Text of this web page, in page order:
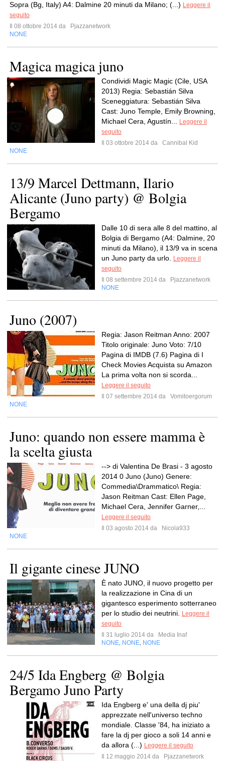
Sopra (Bg, Italy) A4: Dalmine 20 minuti da Milano; (...) Leggere il
seguito
Il 08 ottobre 2014 da
Pjazzanetwork
NONE
Magica magica juno
Condividi Magic Magic (Cile, USA
2013) Regia: Sebastián Silva
Sceneggiatura: Sebastián Silva
Cast: Juno Temple, Emily Browning,
Michael Cera, Agustín...
Leggere il
seguito
Il 03 ottobre 2014 da
Cannibal Kid
NONE
13/9 Marcel Dettmann, Ilario
Alicante (Juno party) @ Bolgia
Bergamo
Dalle 10 di sera alle 8 del mattino, al
Bolgia di Bergamo (A4: Dalmine, 20
minuti da Milano), il 13/9 va in scena
un Juno party da urlo.
Leggere il
seguito
Il 08 settembre 2014 da
Pjazzanetwork
NONE
Juno (2007)
Regia: Jason Reitman Anno: 2007
Titolo originale: Juno Voto: 7/10
Pagina di IMDB (7.6) Pagina di I
Check Movies Acquista su Amazon
La prima volta non si scorda...
Leggere il seguito
Il 07 settembre 2014 da
Vomitoergorum
NONE
Juno: quando non essere mamma è
la scelta giusta
--> di Valentina De Brasi - 3 agosto
2014 0 Juno (Juno) Genere:
Commedia\Drammatico\ Regia:
Jason Reitman Cast: Ellen Page,
Michael Cera, Jennifer Garner,...
Leggere il seguito
Il 03 agosto 2014 da
Nicola933
NONE
Il gigante cinese JUNO
È nato JUNO, il nuovo progetto per
la realizzazione in Cina di un
gigantesco esperimento sotterraneo
per lo studio dei neutrini.
Leggere il
seguito
Il 31 luglio 2014 da
Media Inaf
NONE NONE NONE
24/5 Ida Engberg @ Bolgia
Bergamo Juno Party
Ida Engberg e' una della dj piu'
apprezzate nell'universo techno
mondiale. Classe '84, ha iniziato a
fare la dj per gioco a soli 14 anni e
da allora (...) Leggere il seguito
Il 12 maggio 2014 da
Pjazzanetwork